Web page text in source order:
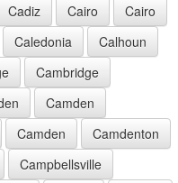
Cadiz Cairo
Cairo
Caledonia
Calhoun
Cambridge
Camden
Camden
Camdenton
Campbellsville